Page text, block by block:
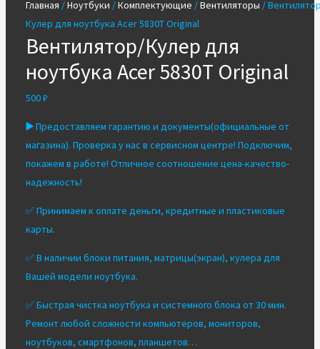
Главная /Ноутбуки /Комплектующие /Вентиляторы /
Кулер для ноутбука Acer 5830T Original
Вентилятор/Кулер для
ноутбука Acer 5830T Original
500₽
▶️Предоставляем гарантию и документы(официальные от
магазина). Проверка у нас в сервисном центре! Подключим,
покажем в работе! Отличное соотношение цена-качество-
надежность!
✅ Принимаем к оплате деньги, кредитные и пластиковые
карты.
✅ В наличии блоки питания, матрицы(экран), кулера для
Вашей модели ноутбука.
✅ Быстрая чистка ноутбука и системного блока от 30 мин.
Ремонт любой сложности компьютеров, мониторов,
ноутбуков, смартфонов, планшетов…